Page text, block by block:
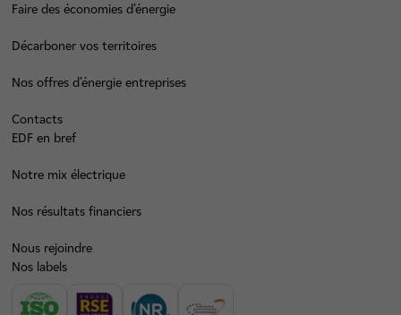
Faire des économies d’énergie
Décarboner vos territoires
Nos offres d’énergie entreprises
Contacts
EDF en bref
Notre mix électrique
Nos résultats financiers
Nous rejoindre
Nos labels